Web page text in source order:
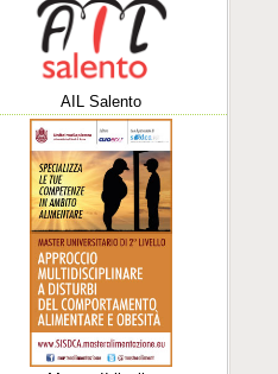
AIL Salento